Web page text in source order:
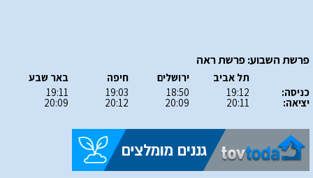
פרשת השבוע: פרשת ראה
כניסה:
יציאה:
תל אביב
19:12
20:11
ירושלים
18:50
20:09
חיפה
19:03
20:12
באר שבע
19:11
20:09